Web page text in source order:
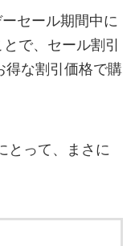
セール期間中に
で、セール割引
得な割引価格で購
とって、まさに